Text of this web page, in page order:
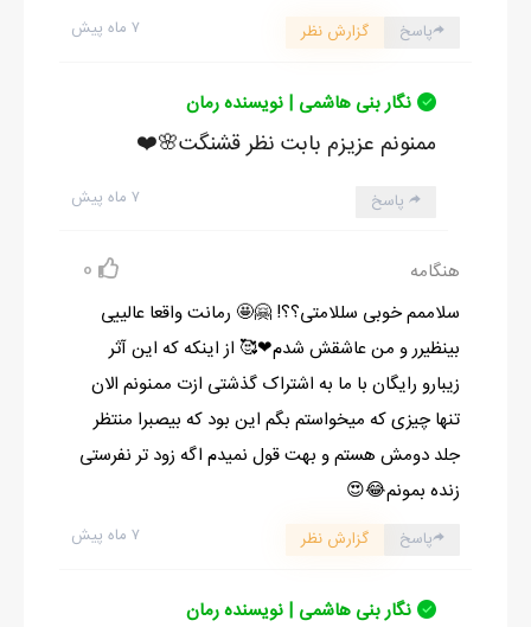
۷ ماه پیش پاسخ گزارش نظر
نگار بنی هاشمی | نویسنده رمان
ممنونم عزیزم بابت نظر قشنگت🌸❤️
۷ ماه پیش پاسخ
هنگامه 0
سلاممم خوبی سللامتی؟؟! 🤗🤩 رمانت واقعا عالییی
بینظیرر و من عاشقش شدم❤🥰 از اینکه که این آثر
زیبارو رایگان با ما به اشتراک گذشتی ازت ممنونم الان
تنها چیزی که میخواستم بگم این بود که بیصبرا منتظر
جلد دومش هستم و بهت قول نمیدم اگه زود تر نفرستی
زنده بمونم😂😍
۷ ماه پیش پاسخ گزارش نظر
نگار بنی هاشمی | نویسنده رمان